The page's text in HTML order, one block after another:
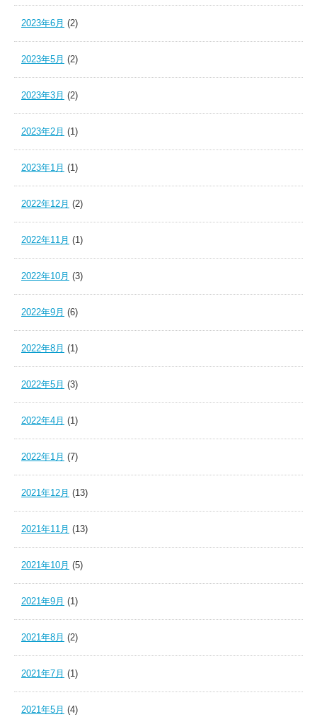
2023年6月 (2)
2023年5月 (2)
2023年3月 (2)
2023年2月 (1)
2023年1月 (1)
2022年12月 (2)
2022年11月 (1)
2022年10月 (3)
2022年9月 (6)
2022年8月 (1)
2022年5月 (3)
2022年4月 (1)
2022年1月 (7)
2021年12月 (13)
2021年11月 (13)
2021年10月 (5)
2021年9月 (1)
2021年8月 (2)
2021年7月 (1)
2021年5月 (4)